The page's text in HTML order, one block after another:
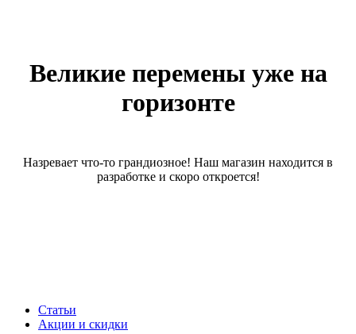
Великие перемены уже на
горизонте
Назревает что-то грандиозное! Наш магазин находится в
разработке и скоро откроется!
Статьи
Акции и скидки